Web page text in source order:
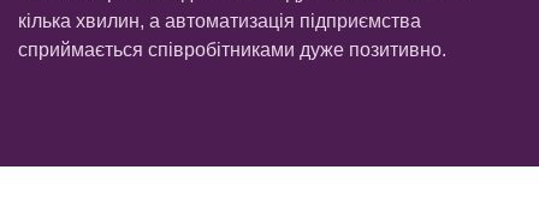
кілька хвилин, а автоматизація підприємства
сприймається співробітниками дуже позитивно.